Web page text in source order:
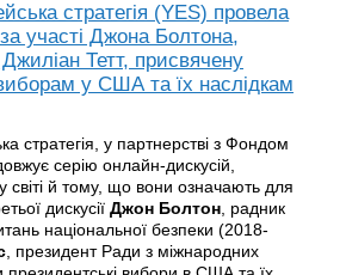
стратегія (YES) провела
участі Джона Болтона,
Тетт, присвячену
у США та їх наслідкам
стратегія, у партнерстві з Фондом
серію онлайн-дискусій,
світі й тому, що вони означають для
дискусії Джон Болтон , радник
національної безпеки (2018-
, президент Ради з міжнародних